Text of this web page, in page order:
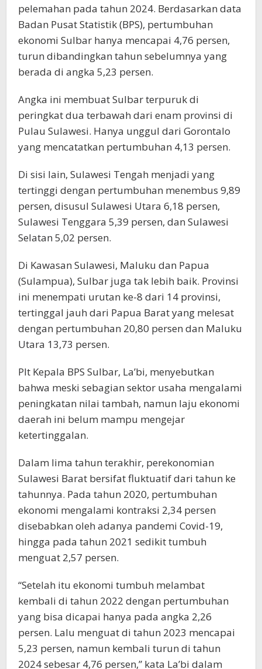
pelemahan pada tahun 2024. Berdasarkan data
Badan Pusat Statistik (BPS), pertumbuhan
ekonomi Sulbar hanya mencapai 4,76 persen,
turun dibandingkan tahun sebelumnya yang
berada di angka 5,23 persen.
Angka ini membuat Sulbar terpuruk di
peringkat dua terbawah dari enam provinsi di
Pulau Sulawesi. Hanya unggul dari Gorontalo
yang mencatatkan pertumbuhan 4,13 persen.
Di sisi lain, Sulawesi Tengah menjadi yang
tertinggi dengan pertumbuhan menembus 9,89
persen, disusul Sulawesi Utara 6,18 persen,
Sulawesi Tenggara 5,39 persen, dan Sulawesi
Selatan 5,02 persen.
Di Kawasan Sulawesi, Maluku dan Papua
(Sulampua), Sulbar juga tak lebih baik. Provinsi
ini menempati urutan ke-8 dari 14 provinsi,
tertinggal jauh dari Papua Barat yang melesat
dengan pertumbuhan 20,80 persen dan Maluku
Utara 13,73 persen.
Plt Kepala BPS Sulbar, La’bi, menyebutkan
bahwa meski sebagian sektor usaha mengalami
peningkatan nilai tambah, namun laju ekonomi
daerah ini belum mampu mengejar
ketertinggalan.
Dalam lima tahun terakhir, perekonomian
Sulawesi Barat bersifat fluktuatif dari tahun ke
tahunnya. Pada tahun 2020, pertumbuhan
ekonomi mengalami kontraksi 2,34 persen
disebabkan oleh adanya pandemi Covid-19,
hingga pada tahun 2021 sedikit tumbuh
menguat 2,57 persen.
“Setelah itu ekonomi tumbuh melambat
kembali di tahun 2022 dengan pertumbuhan
yang bisa dicapai hanya pada angka 2,26
persen. Lalu menguat di tahun 2023 mencapai
5,23 persen, namun kembali turun di tahun
2024 sebesar 4,76 persen,” kata La’bi dalam